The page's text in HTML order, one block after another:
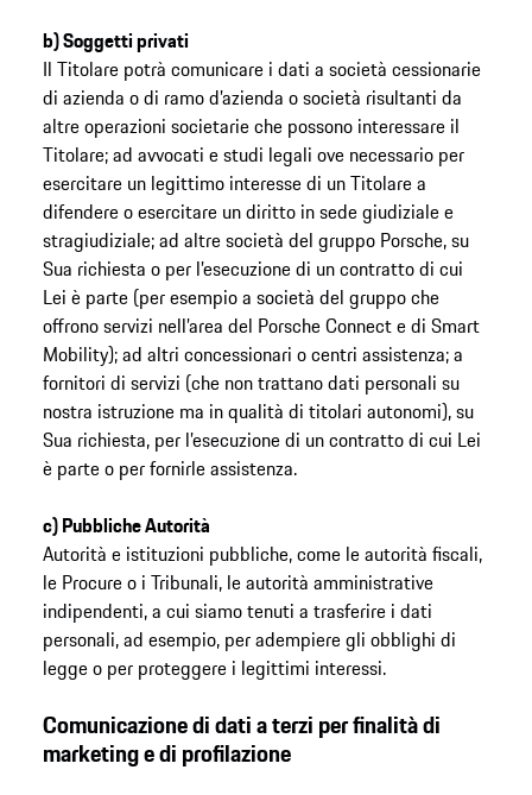
b) Soggetti privati
Il Titolare potrà comunicare i dati a società cessionarie
di azienda o di ramo d’azienda o società risultanti da
altre operazioni societarie che possono interessare il
Titolare; ad avvocati e studi legali ove necessario per
esercitare un legittimo interesse di un Titolare a
difendere o esercitare un diritto in sede giudiziale e
stragiudiziale; ad altre società del gruppo Porsche, su
Sua richiesta o per l’esecuzione di un contratto di cui
Lei è parte (per esempio a società del gruppo che
offrono servizi nell’area del Porsche Connect e di Smart
Mobility); ad altri concessionari o centri assistenza; a
fornitori di servizi (che non trattano dati personali su
nostra istruzione ma in qualità di titolari autonomi), su
Sua richiesta, per l’esecuzione di un contratto di cui Lei
è parte o per fornirle assistenza.
c) Pubbliche Autorità
Autorità e istituzioni pubbliche, come le autorità fiscali,
le Procure o i Tribunali, le autorità amministrative
indipendenti, a cui siamo tenuti a trasferire i dati
personali, ad esempio, per adempiere gli obblighi di
legge o per proteggere i legittimi interessi.
Comunicazione di dati a terzi per finalità di
marketing e di profilazione